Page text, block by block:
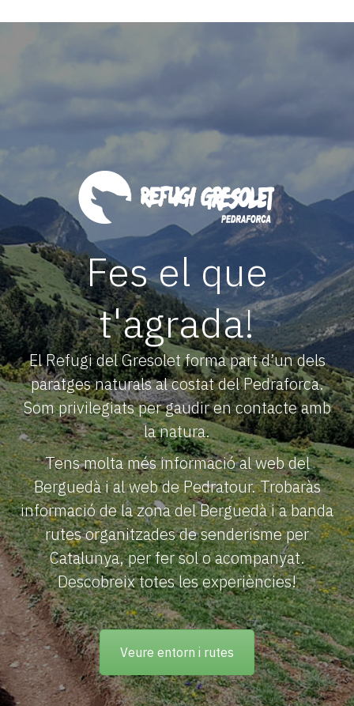
Fes el que
t'agrada!
El Refugi del Gresolet forma part d’un dels
paratges naturals al costat del Pedraforca.
Som privilegiats per gaudir en contacte amb
la natura.
Tens molta més informació al web del
Berguedà i al web de Pedratour. Trobaràs
informació de la zona del Berguedà i a banda
rutes organitzades de senderisme per
Catalunya, per fer sol o acompanyat.
Descobreix totes les experiències!
Veure entorn i rutes